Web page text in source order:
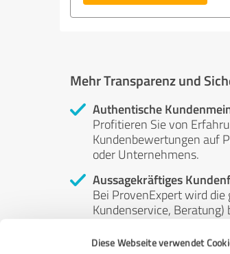
Diese Webseite verwendet
Mehr Transparenz und
Authentische
Profitieren Sie von
Kundenbewertungen auf
oder Unternehmens.
Aussagekräftiges
Bei ProvenExpert wird
Kundenservice,
Unabhängige